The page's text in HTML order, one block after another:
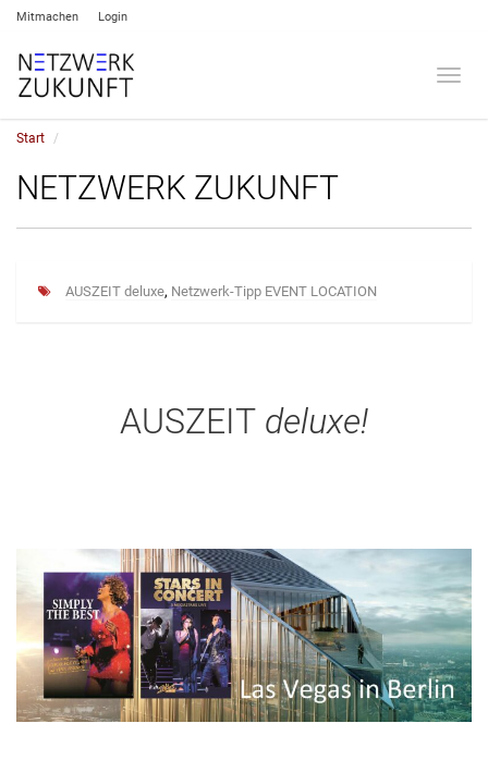
Mitmachen Login
Start
NETZWERK ZUKUNFT
AUSZEIT deluxe, Netzwerk-Tipp EVENT LOCATION
AUSZEIT deluxe!